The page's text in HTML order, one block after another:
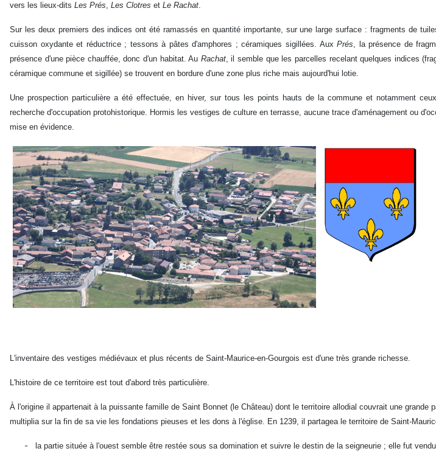
vers les lieux-dits Les Prés, Les Clotres et Le Rachat.
Sur les deux premiers des indices ont été ramassés en quantité importante, sur une large surface : fragments de
cuisson oxydante et réductrice ; tessons à pâtes d'amphores ; céramiques sigillées. AuxPrés, la présence de
présence d'une pièce chauffée, donc d'un habitat. Au Rachat, il semble que les parcelles recelant quelques indices
céramique commune et sigillée) se trouvent en bordure d'une zone plus riche mais aujourd'hui lotie.
Une prospection particulière a été effectuée, en hiver, sur tous les points hauts de la commune et notamment
recherche d'occupation protohistorique. Hormis les vestiges de culture en terrasse, aucune trace d'aménagement ou
mise en évidence.
L'inventaire des vestiges médiévaux et plus récents de Saint-Maurice-en-Gourgois est d'une très grande richesse.
L'histoire de ce territoire est tout d'abord très particulière.
À l'origine il appartenait à la puissante famille de Saint Bonnet (le Château) dont le territoire allodial couvrait une
multiplia sur la fin de sa vie les fondations pieuses et les dons à l'église. En 1239, il partagea le territoire de Saint-
- la partie située à l'ouest semble être restée sous sa domination et suivre le destin de la seigneurie ; elle fut